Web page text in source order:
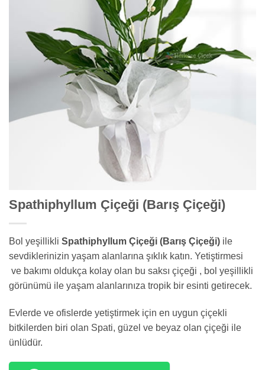
Spathiphyllum Çiçeği (Barış Çiçeği)
Bol yeşillikli Spathiphyllum Çiçeği (Barış Çiçeği) ile
sevdiklerinizin yaşam alanlarına şıklık katın. Yetiştirmesi
ve bakımı oldukça kolay olan bu saksı çiçeği , bol yeşillikli
görünümü ile yaşam alanlarınıza tropik bir esinti getirecek.
Evlerde ve ofislerde yetiştirmek için en uygun çiçekli
bitkilerden biri olan Spati, güzel ve beyaz olan çiçeği ile
ünlüdür.